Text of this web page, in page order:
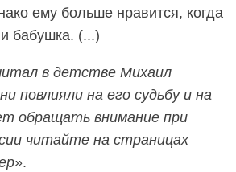
ему больше нравится, когда
бабушка. (...)
в детстве Михаил
повлияли на его судьбу и на
обращать внимание при
читайте на страницах
.